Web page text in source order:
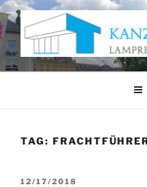
Zum
Inhalt
springen
KANZLEI AM
Anwaltskanzlei Würzburg
TAG:
VERÖFFENTLICHT
12/17/2018